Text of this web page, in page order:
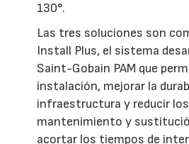
130°.
Las tres soluciones son
Install Plus, el sistema
Saint-Gobain PAM que
instalación, mejorar la
infraestructura y reducir
mantenimiento y
acortar los tiempos de